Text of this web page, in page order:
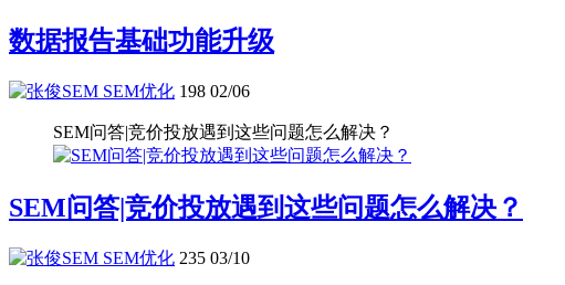
数据报告基础功能升级
SEM优化 198 02/06
SEM问答|竞价投放遇到这些问题怎么解决？
SEM问答|竞价投放遇到这些问题怎么解决？
SEM优化 235 03/10